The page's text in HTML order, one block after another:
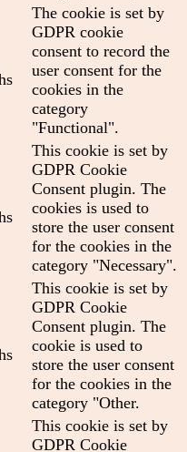
The cookie is set by
GDPR cookie
consent to record the
user consent for the
cookies in the
category
"Functional".
This cookie is set by
GDPR Cookie
Consent plugin. The
cookies is used to
store the user consent
for the cookies in the
category "Necessary".
This cookie is set by
GDPR Cookie
Consent plugin. The
cookie is used to
store the user consent
for the cookies in the
category "Other.
This cookie is set by
GDPR Cookie